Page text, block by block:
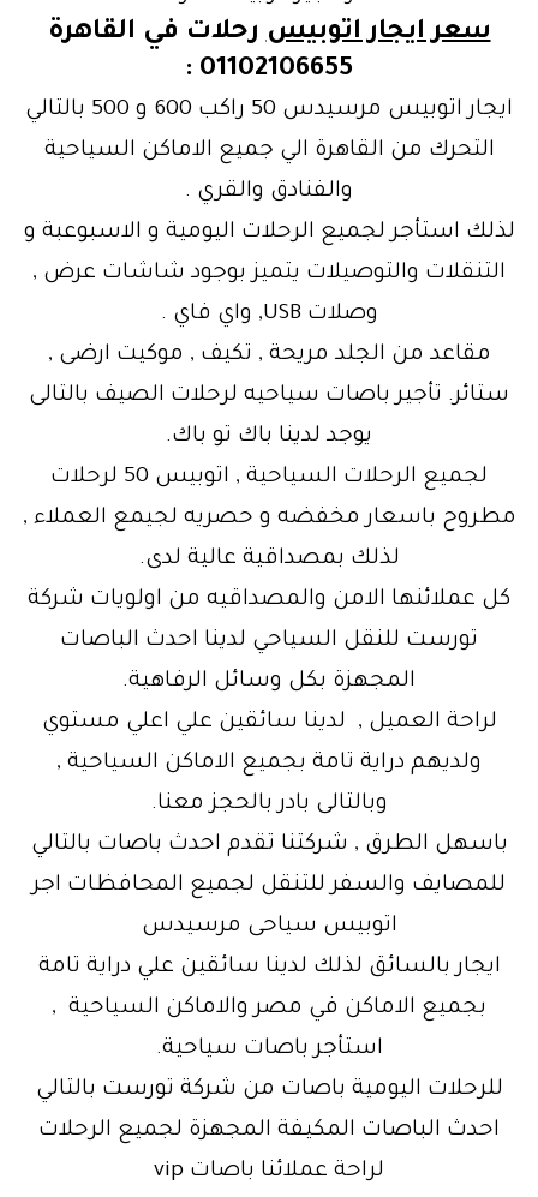
سعر ايجار اتوبيسرحلات في القاهرة
01102106655 :
ايجار اتوبيس مرسيدس 50 راكب 600 و 500 بالتالي
التحرك من القاهرة الي جميع الاماكن السياحية
والفنادق والقري .
لذلك استأجر لجميع الرحلات اليومية و الاسبوعبة و
التنقلات والتوصيلات يتميز بوجود شاشات عرض ,
وصلات USB, واي فاي .
مقاعد من الجلد مريحة , تكيف , موكيت ارضى ,
ستائر. تأجير باصات سياحيه لرحلات الصيف بالتالى
يوجد لدينا باك تو باك.
لجميع الرحلات السياحية , اتوبيس 50 لرحلات
مطروح باسعار مخفضه و حصريه لجيمع العملاء ,
لذلك بمصداقية عالية لدى.
كل عملائنها الامن والمصداقيه من اولويات شركة
تورست للنقل السياحي لدينا احدث الباصات
المجهزة بكل وسائل الرفاهية.
لراحة العميل , لدينا سائقين علي اعلي مستوي
ولديهم دراية تامة بجميع الاماكن السياحية ,
وبالتالى بادر بالحجز معنا.
باسهل الطرق , شركتنا تقدم احدث باصات بالتالي
للمصايف والسفر للتنقل لجميع المحافظات اجر
اتوبيس سياحى مرسيدس
ايجار بالسائق لذلك لدينا سائقين علي دراية تامة
بجميع الاماكن في مصر والاماكن السياحية ,
استأجر باصات سياحية.
للرحلات اليومية باصات من شركة تورست بالتالي
احدث الباصات المكيفة المجهزة لجميع الرحلات
لراحة عملائنا باصات vip